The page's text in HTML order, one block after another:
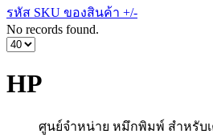
รหัส SKU ของสินค้า +/-
No records found.
HP
ศูนย์จำหน่าย หมึกพิมพ์ สำหรับเ